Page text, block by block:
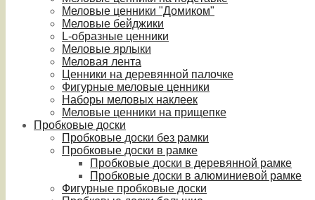
Меловые ценники "Домиком"
Меловые бейджики
L-образные ценники
Меловые ярлыки
Меловая лента
Ценники на деревянной палочке
Фигурные меловые ценники
Наборы меловых наклеек
Меловые ценники на прищепке
Пробковые доски
Пробковые доски без рамки
Пробковые доски в рамке
Пробковые доски в деревянной рамке
Пробковые доски в алюминиевой рамке
Фигурные пробковые доски